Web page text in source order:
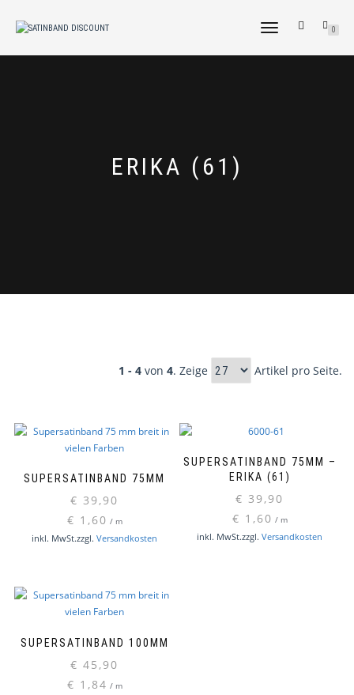
NAVIGATION
0
ERIKA (61)
1 - 4 von 4. Zeige Artikel pro Seite.
SUPERSATINBAND 75MM
€ 39,90
€ 1,60 / m
inkl. MwSt.zzgl. Versandkosten
Die
SUPERSATINBAND 75MM –
ERIKA (61)
€ 39,90
€ 1,60 / m
inkl. MwSt.zzgl. Versandkosten
SUPERSATINBAND 100MM
€ 45,90
€ 1,84 / m